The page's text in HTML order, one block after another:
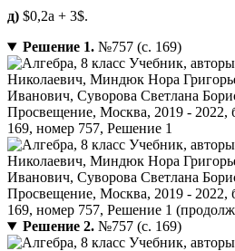
д) $0,2a + 3$.
Решение 1.№757 (с. 169)
Решение 2.№757 (с. 169)